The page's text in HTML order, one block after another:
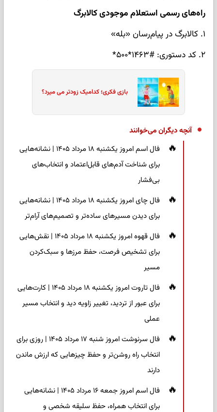
راه‌های رسمی استعلام موجودی کالابرگ
۱. کالابرگ در پیام‌رسان «بله»
۲. کد دستوری: #۱۴۶۳*۵۰۰*
بازی فکری؛ کدامیک زودتر می میرد؟
آنچه دیگران می‌خوانند
فال اسم امروز یکشنبه ۱۸ مرداد ۱۴۰۵ | نشانه‌هایی
برای شناخت آدم‌های قابل‌اعتماد و انتخاب‌های
بی‌فشار
فال چای امروز یکشنبه ۱۸ مرداد ۱۴۰۵ | نشانه‌هایی
برای دیدن مسیرهای ساده‌تر و تصمیم‌های آرام‌تر
فال قهوه امروز یکشنبه ۱۸ مرداد ۱۴۰۵ | نقش‌هایی
برای تشخیص فرصت، حفظ مرزها و سبک‌کردن
مسیر
فال تاروت امروز یکشنبه ۱۸ مرداد ۱۴۰۵ | کارت‌هایی
برای عبور از تردید، تغییر زاویه دید و انتخاب مسیر
عملی
فال سرنوشت امروز شنبه ۱۷ مرداد ۱۴۰۵ | روزی برای
انتخاب راه روشن‌تر و حفظ چیزهایی که ارزش ماندن
دارند
فال اسم امروز جمعه ۱۶ مرداد ۱۴۰۵ | نشانه‌هایی
برای انتخاب همراه، حفظ سلیقه شخصی و